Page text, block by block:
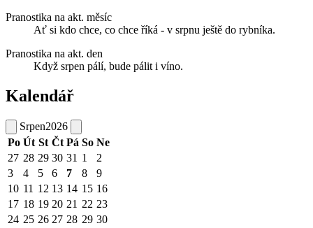
Pranostika na akt. měsíc
Ať si kdo chce, co chce říká - v srpnu ještě do rybníka.
Pranostika na akt. den
Když srpen pálí, bude pálit i víno.
Kalendář
Srpen2026
Po Út St Čt Pá So Ne
27 28 29 30 31 1
2
3
4 5 6 7 8
9
10 11 12 13 14 15 16
17 18 19 20 21 22 23
24 25 26 27 28 29 30